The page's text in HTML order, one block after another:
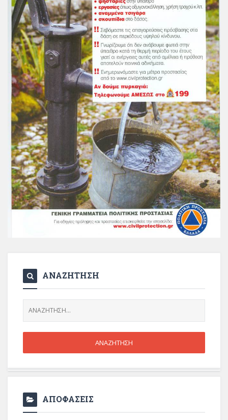
ΑΝΑΖΗΤΗΣΗ
ΑΠΟΦΑΣΕΙΣ